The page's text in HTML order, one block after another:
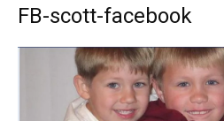
FB-scott-facebook